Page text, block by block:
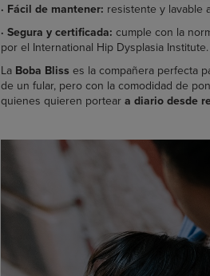
· Fácil de mantener: resistente y lavable
· Segura y certificada: cumple con la
por el International Hip Dysplasia Institute.
La Boba Bliss es la compañera perfecta
de un fular, pero con la comodidad de
quienes quieren portear a diario desde